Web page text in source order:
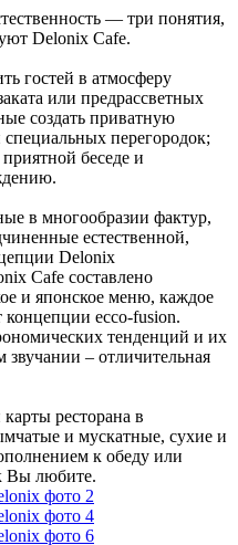
— три понятия,
Delonix Cafe.
гостей в атмосферу
или предрассветных
создать приватную
перегородок;
беседе и
в многообразии фактур,
естественной,
Delonix
Cafe составлено
и японское меню, каждое
концепции ecco-fusion.
тенденций и их
– отличительная
ресторана в
и мускатные, сухие и
к обеду или
Вы любите.